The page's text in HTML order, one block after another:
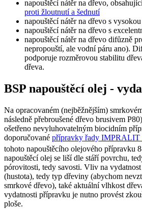
napouštěcí nátěr na dřevo,
proti žloutnutí a šednutí
napouštěcí nátěr na dřevo s
napouštěcí nátěr na dřevo s
napouštěcí nátěr na dřevo difůzně
nepropouští, ale vodní páru ano).
podporuje rozměrovou stabilitu
dřeva.
BSP napouštěcí olej -
Na opracovaném (nejběžnějším)
následně přebroušené dřevo brusivem
ošetřeno nevyluhovatelným biocidním
doporučované přípravky řady IMPRALIT
tohoto napouštěcího olejového přípravku
napouštěcí olej se liší dle stáří povrchu,
pórovitosti, tedy savosti. Vliv na
(hustota), tedy typ dřeviny (abychom
smrkové dřevo), také aktuální vlhkost
vydatnosti přípravku je nutno provést
ploše.